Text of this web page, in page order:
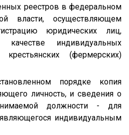
реестров в федеральном
власти, осуществляющем
юридических лиц,
индивидуальных
(фермерских)
порядке копия
личность, и сведения о
должности - для
индивидуальным